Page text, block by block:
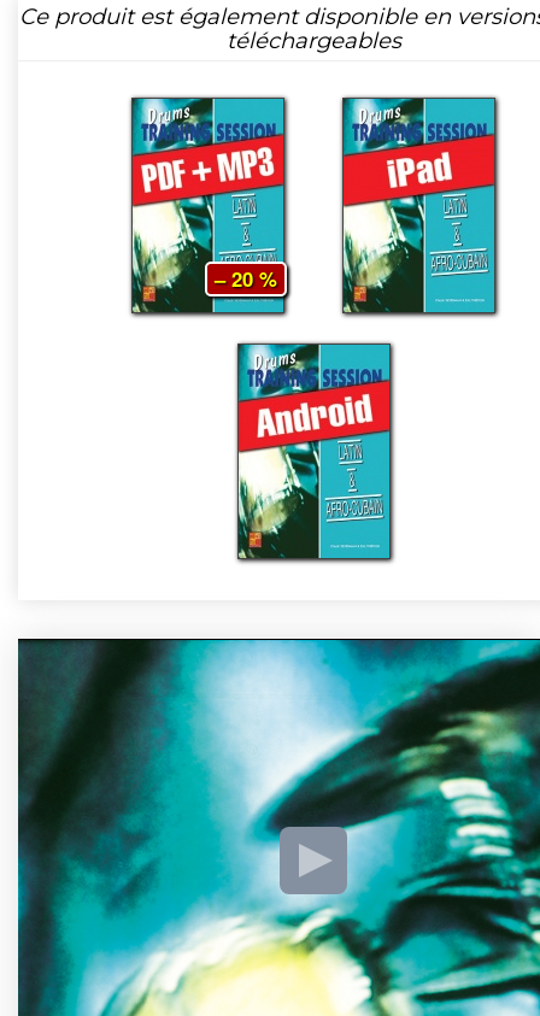
Ce produit est également disponible en
téléchargeables
– 20 %